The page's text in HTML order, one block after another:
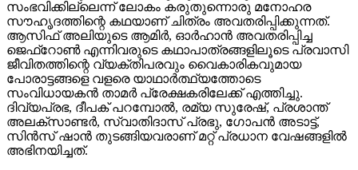
സംഭവിക്കില്ലെന്ന് ലോകം കരുതുന്നൊരു മനോഹര
സൗഹൃദത്തിന്റെ കഥയാണ് ചിത്രം അവതരിപ്പിക്കുന്നത്.
ആസിഫ് അലിയുടെ ആമിര്‍, ഓര്‍ഹാന്‍ അവതരിപ്പിച്ച
ജെഫ്‌റോണ്‍ എന്നിവരുടെ കഥാപാത്രങ്ങളിലൂടെ പ്രവാസി
ജീവിതത്തിന്റെ വ്യക്തിപരവും വൈകാരികവുമായ
പോരാട്ടങ്ങളെ വളരെ യാഥാര്‍ത്ഥ്യത്തോടെ
സംവിധായകന്‍ താമര്‍ പ്രേക്ഷകരിലേക്ക് എത്തിച്ചു.
ദിവ്യപ്രഭ, ദീപക് പറമ്പോല്‍, രമ്യ സുരേഷ്, പ്രശാന്ത്
അലക്‌സാണ്ടര്‍, സ്വാതിദാസ് പ്രഭു, ഗോപന്‍ അടാട്ട്,
സിന്‍സ് ഷാന്‍ തുടങ്ങിയവരാണ് മറ്റ് പ്രധാന വേഷങ്ങളില്‍
അഭിനയിച്ചത്.